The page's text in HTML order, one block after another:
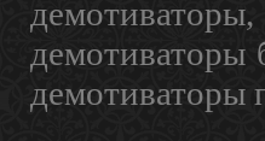
демотиваторы
демотиваторы